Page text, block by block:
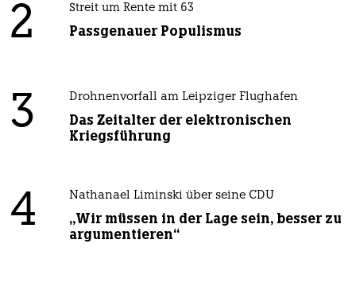
2 Streit um Rente mit 63
Passgenauer Populismus
3 Drohnenvorfall am Leipziger Flughafen
Das Zeitalter der elektronischen
Kriegsführung
4 Nathanael Liminski über seine CDU
„Wir müssen in der Lage sein, besser zu
argumentieren“